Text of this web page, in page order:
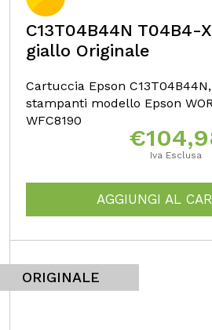
C13T04B44N T04B4-
giallo Originale
Cartuccia Epson
stampanti modello Epson
WFC8190
€
Iva Esclusa
AGGIUNGI AL
ORIGINALE